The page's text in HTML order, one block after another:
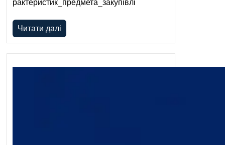
рактеристик_предмета_закупівлі
Читати далі